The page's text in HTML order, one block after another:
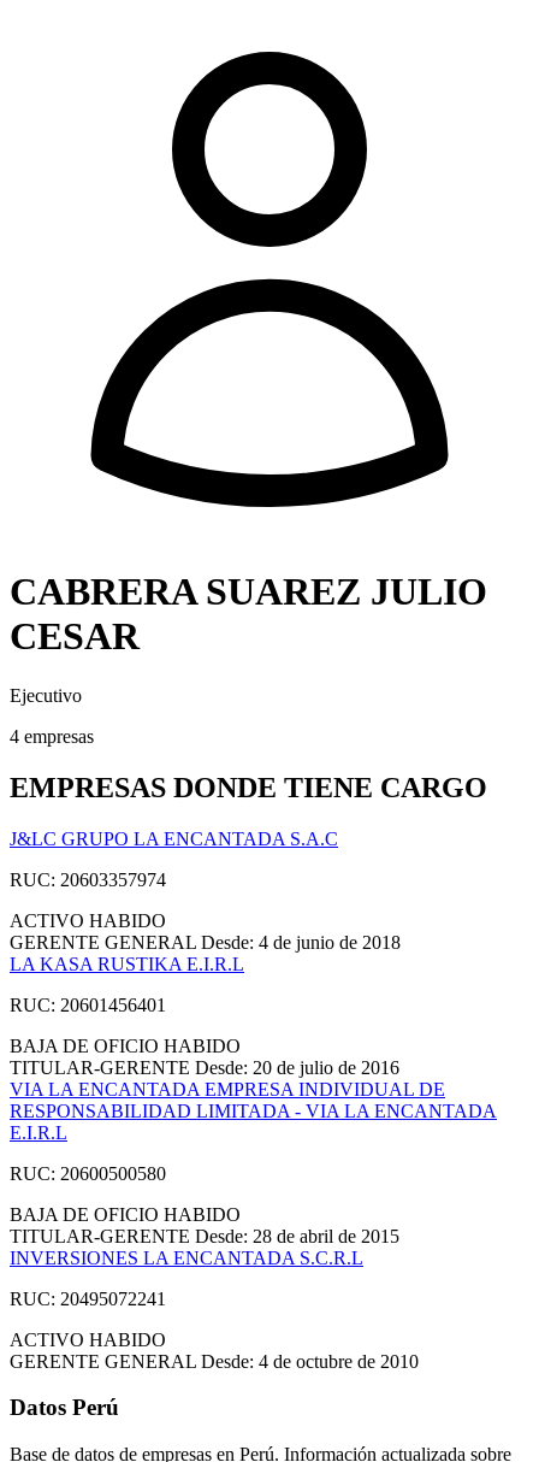
CABRERA SUAREZ JULIO
CESAR
Ejecutivo
4 empresas
EMPRESAS DONDE TIENE CARGO
J&LC GRUPO LA ENCANTADA S.A.C
RUC: 20603357974
ACTIVO HABIDO
GERENTE GENERAL Desde: 4 de junio de 2018
LA KASA RUSTIKA E.I.R.L
RUC: 20601456401
BAJA DE OFICIO HABIDO
TITULAR-GERENTE Desde: 20 de julio de 2016
VIA LA ENCANTADA EMPRESA INDIVIDUAL DE
RESPONSABILIDAD LIMITADA - VIA LA ENCANTADA
E.I.R.L
RUC: 20600500580
BAJA DE OFICIO HABIDO
TITULAR-GERENTE Desde: 28 de abril de 2015
INVERSIONES LA ENCANTADA S.C.R.L
RUC: 20495072241
ACTIVO HABIDO
GERENTE GENERAL Desde: 4 de octubre de 2010
Datos Perú
Base de datos de empresas en Perú. Información actualizada sobre